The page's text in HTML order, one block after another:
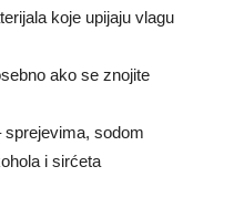
koje upijaju vlagu
ako se znojite
sprejevima, sodom
i sirćeta